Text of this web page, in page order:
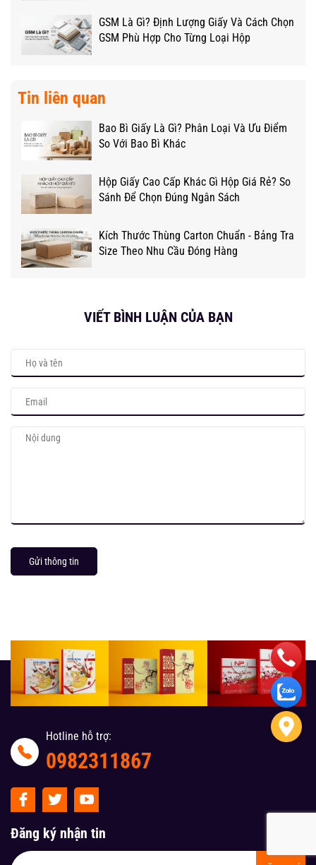
GSM Là Gì? Định Lượng Giấy Và Cách Chọn
GSM Phù Hợp Cho Từng Loại Hộp
Tin liên quan
Bao Bì Giấy Là Gì? Phân Loại Và Ưu Điểm
So Với Bao Bì Khác
Hộp Giấy Cao Cấp Khác Gì Hộp Giá Rẻ? So
Sánh Để Chọn Đúng Ngân Sách
Kích Thước Thùng Carton Chuẩn - Bảng Tra
Size Theo Nhu Cầu Đóng Hàng
VIẾT BÌNH LUẬN CỦA BẠN
Gửi thông tin
Hotline hỗ trợ:
0982311867
Đăng ký nhận tin